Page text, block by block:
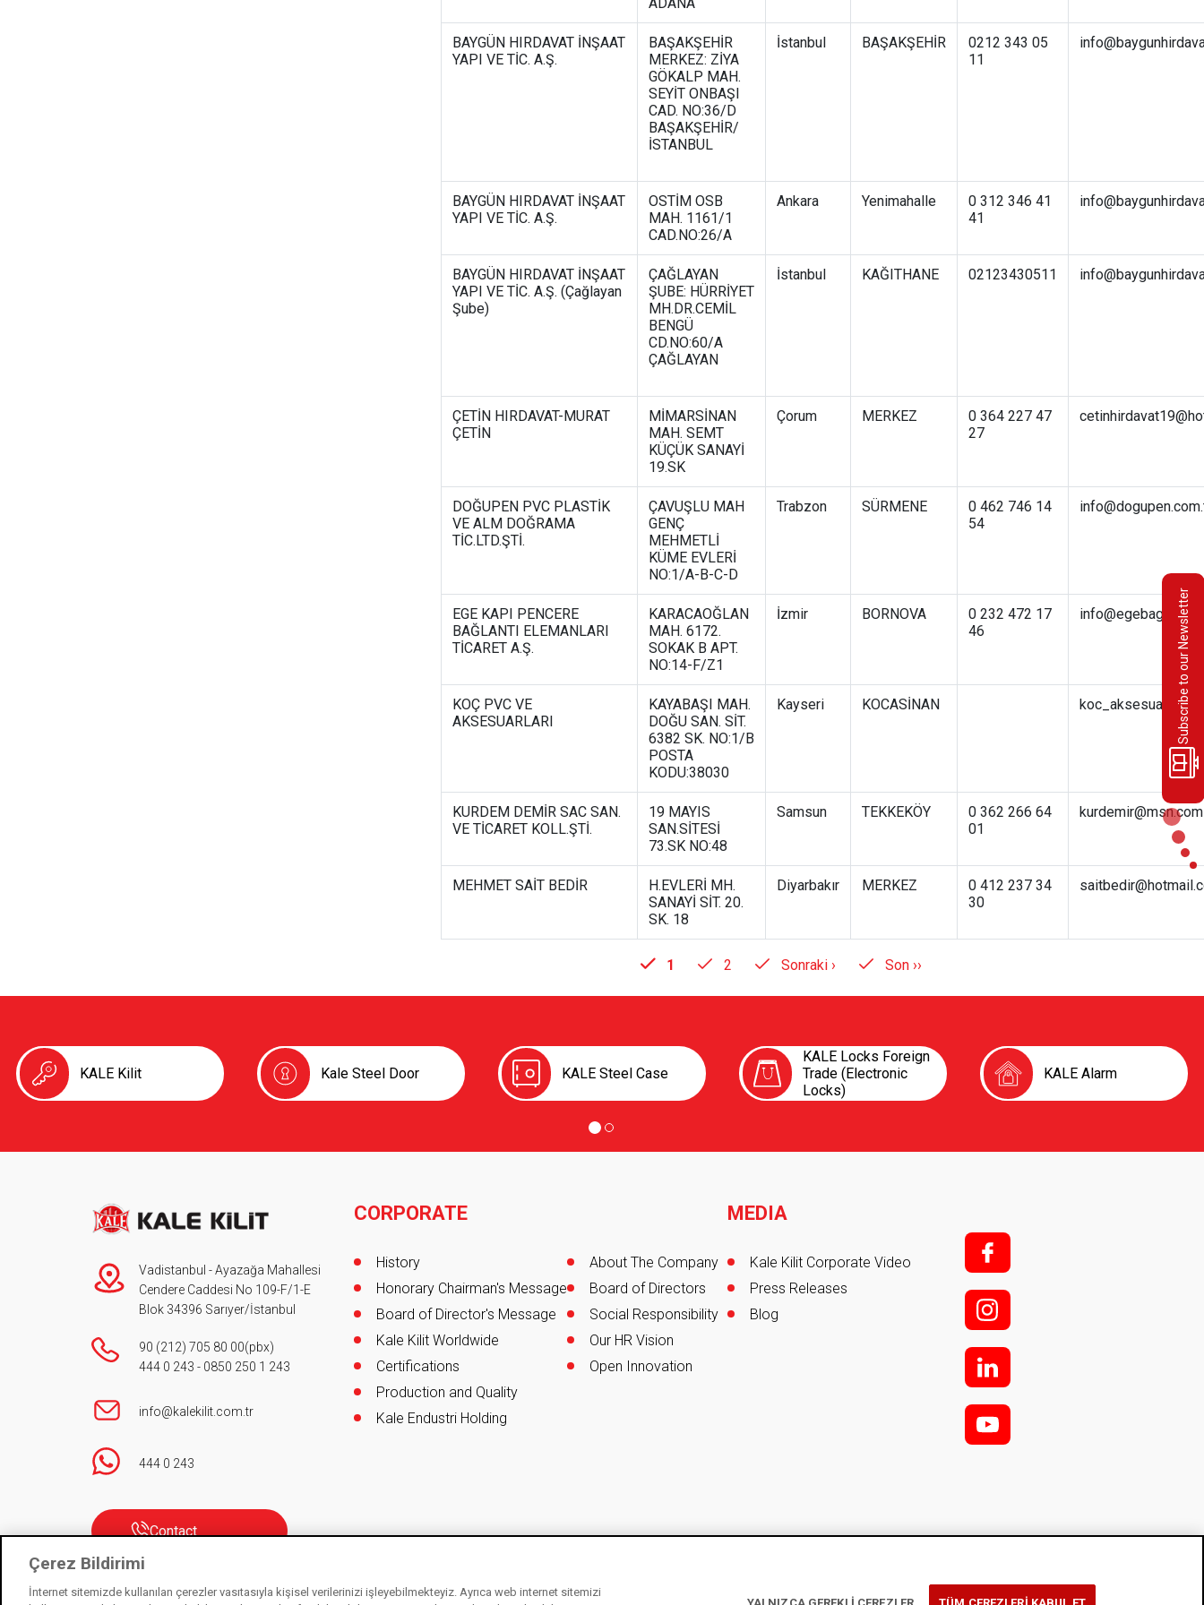
Subscribe to our Newsletter
BAYGÜN HIRDAVAT İNŞAAT
YAPI VE TİC. A.Ş.
BAŞAKŞEHİR
MERKEZ: ZİYA
GÖKALP MAH.
SEYİT ONBAŞI
CAD. NO:36/D
BAŞAKŞEHİR/
İSTANBUL
İstanbul BAŞAKŞEHİR
0212 343 05
11
BAYGÜN HIRDAVAT İNŞAAT
YAPI VE TİC. A.Ş.
OSTİM OSB
MAH. 1161/1
CAD.NO:26/A
Ankara Yenimahalle
0 312 346 41
41
BAYGÜN HIRDAVAT İNŞAAT
YAPI VE TİC. A.Ş. (Çağlayan
Şube)
ÇAĞLAYAN
ŞUBE: HÜRRİYET
MH.DR.CEMİL
BENGÜ
CD.NO:60/A
ÇAĞLAYAN
İstanbul KAĞITHANE 02123430511
ÇETİN HIRDAVAT-MURAT
ÇETİN
MİMARSİNAN
MAH. SEMT
KÜÇÜK SANAYİ
19.SK
Çorum MERKEZ
0 364 227 47
27
DOĞUPEN PVC PLASTİK
VE ALM DOĞRAMA
TİC.LTD.ŞTİ.
ÇAVUŞLU MAH
GENÇ
MEHMETLİ
KÜME EVLERİ
NO:1/A-B-C-D
Trabzon SÜRMENE
0 462 746 14
54
EGE KAPI PENCERE
BAĞLANTI ELEMANLARI
TİCARET A.Ş.
KARACAOĞLAN
MAH. 6172.
SOKAK B APT.
NO:14-F/Z1
İzmir BORNOVA
0 232 472 17
46
KOÇ PVC VE
AKSESUARLARI
KAYABAŞI MAH.
DOĞU SAN. SİT.
6382 SK. NO:1/B
POSTA
KODU:38030
Kayseri KOCASİNAN
KURDEM DEMİR SAC SAN.
VE TİCARET KOLL.ŞTİ.
19 MAYIS
SAN.SİTESİ
73.SK NO:48
Samsun TEKKEKÖY
0 362 266 64
01
kurdemir@msn.com
MEHMET SAİT BEDİR
H.EVLERİ MH.
SANAYİ SİT. 20.
SK. 18
Diyarbakır MERKEZ
0 412 237 34
30
Current
1 Page
2
NextSonraki ›
LastSon ››
KALE Kilit Kale Steel Door KALE Steel Case
KALE Locks Foreign
Trade (Electronic
Locks)
KALE Alarm
Vadistanbul - Ayazağa Mahallesi
Cendere Caddesi No 109-F/1-E
Blok 34396 Sarıyer/İstanbul
90 (212) 705 80 00(pbx)
444 0 243 - 0850 250 1 243
info@kalekilit.com.tr
444 0 243
Contact
Footer
CORPORATE
History
Honorary Chairman's Message
Board of Director's Message
Kale Kilit Worldwide
Certifications
Production and Quality
Kale Endustri Holding
About The Company
Board of Directors
Social Responsibility
Our HR Vision
Open Innovation
MEDIA
Kale Kilit Corporate Video
Press Releases
Blog
f;
i;
l
y
Çerez Bildirimi
İnternet sitemizde kullanılan çerezler vasıtasıyla kişisel verilerinizi işleyebilmekteyiz. Ayrıca web internet sitemizi
YALNIZCA GEREKLİ ÇEREZLER TÜM ÇEREZLERİ KABUL ET